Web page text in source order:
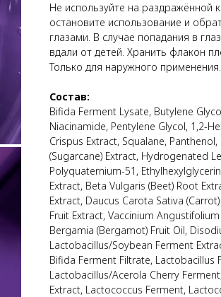
Не используйте на раздражённой
остановите использование и
глазами. В случае попадания в
вдали от детей. Хранить флакон
Только для наружного применения.
Состав:
Bifida Ferment Lysate, Butylene
Niacinamide, Pentylene Glycol, 1,2-
Crispus Extract, Squalane,
(Sugarcane) Extract, Hydrogenated
Polyquaternium-51,
Extract, Beta Vulgaris (Beet) Root
Extract, Daucus Carota Sativa
Fruit Extract, Vaccinium
Bergamia (Bergamot) Fruit Oil,
Lactobacillus/Soybean Ferment
Bifida Ferment Filtrate, Lactobacillus
Lactobacillus/Acerola Cherry
Extract, Lactococcus Ferment,